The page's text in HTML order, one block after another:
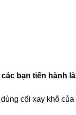
bạn tiến hành
cối xay khô